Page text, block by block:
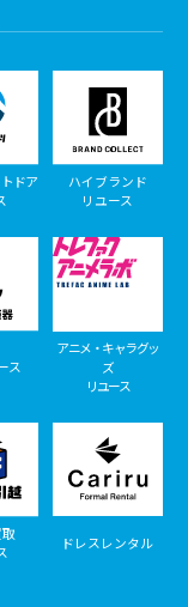
ドア
ハイブランド
リユース
ス
アニメ・キャラグッ
ズ
リユース
ドレスレンタル